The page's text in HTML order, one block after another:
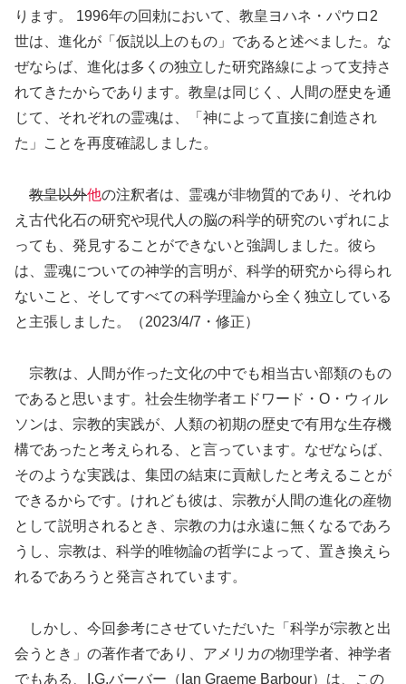
ります。 1996年の回勅において、教皇ヨハネ・パウロ2
世は、進化が「仮説以上のもの」であると述べました。な
ぜならば、進化は多くの独立した研究路線によって支持さ
れてきたからであります。教皇は同じく、人間の歴史を通
じて、それぞれの霊魂は、「神によって直接に創造され
た」ことを再度確認しました。
教皇以外他の注釈者は、霊魂が非物質的であり、それゆ
え古代化石の研究や現代人の脳の科学的研究のいずれによ
っても、発見することができないと強調しました。彼ら
は、霊魂についての神学的言明が、科学的研究から得られ
ないこと、そしてすべての科学理論から全く独立している
と主張しました。（2023/4/7・修正）
宗教は、人間が作った文化の中でも相当古い部類のもの
であると思います。社会生物学者エドワード・O・ウィル
ソンは、宗教的実践が、人類の初期の歴史で有用な生存機
構であったと考えられる、と言っています。なぜならば、
そのような実践は、集団の結束に貢献したと考えることが
できるからです。けれども彼は、宗教が人間の進化の産物
として説明されるとき、宗教の力は永遠に無くなるであろ
うし、宗教は、科学的唯物論の哲学によって、置き換えら
れるであろうと発言されています。
しかし、今回参考にさせていただいた「科学が宗教と出
会うとき」の著作者であり、アメリカの物理学者、神学者
でもある、I.G.バーバー（Ian Graeme Barbour）は、この